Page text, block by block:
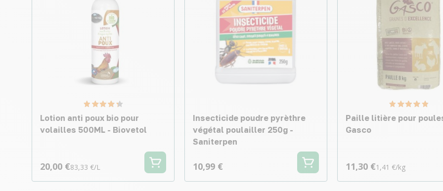
Lotion anti poux bio pour
volailles 500ML - Biovetol
20,00 €83,33 €/L
Insecticide poudre pyrèthre
végétal poulailler 250g -
Saniterpen
10,99 €
Paille litière pour
Gasco
11,30 €1,41 €/kg